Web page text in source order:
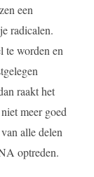
een
radicalen.
te worden en
raakt het
meer goed
alle delen
optreden.